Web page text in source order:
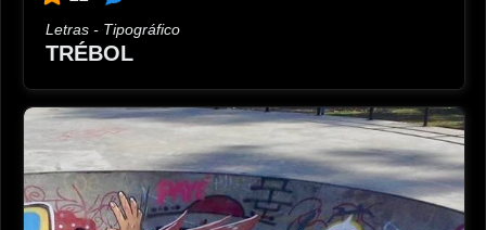
Letras - Tipográfico
TRÉBOL